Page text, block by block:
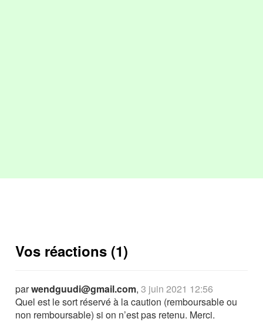
Vos réactions (1)
parwendguudi@gmail.com,3 juin 2021 12:56
Quel est le sort réservé à la caution (remboursable ou
non remboursable) si on n’est pas retenu. Merci.